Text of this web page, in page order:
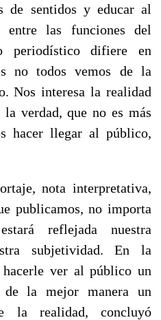
de sentidos y educar al
entre las funciones del
periodístico difiere en
no todos vemos de la
Nos interesa la realidad
verdad, que no es más
hacer llegar al público,
nota interpretativa,
publicamos, no importa
reflejada nuestra
subjetividad. En la
ver al público un
de la mejor manera un
la realidad, concluyó